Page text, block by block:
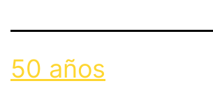
50 años